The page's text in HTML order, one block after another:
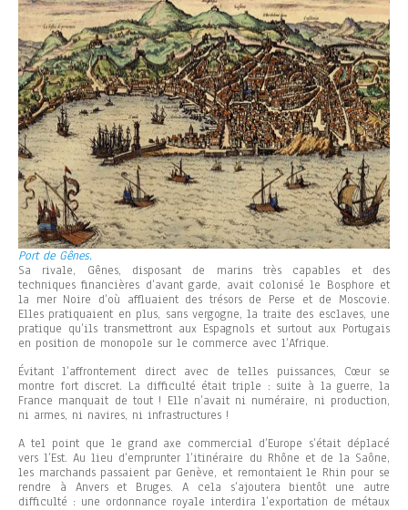
Port de Gênes.
Sa rivale, Gênes, disposant de marins très capables et des
techniques financières d’avant garde, avait colonisé le Bosphore et
la mer Noire d’où affluaient des trésors de Perse et de Moscovie.
Elles pratiquaient en plus, sans vergogne, la traite des esclaves, une
pratique qu’ils transmettront aux Espagnols et surtout aux Portugais
en position de monopole sur le commerce avec l’Afrique.
Évitant l’affrontement direct avec de telles puissances, Cœur se
montre fort discret. La difficulté était triple : suite à la guerre, la
France manquait de tout ! Elle n’avait ni numéraire, ni production,
ni armes, ni navires, ni infrastructures !
A tel point que le grand axe commercial d’Europe s’était déplacé
vers l’Est. Au lieu d’emprunter l’itinéraire du Rhône et de la Saône,
les marchands passaient par Genève, et remontaient le Rhin pour se
rendre à Anvers et Bruges. A cela s’ajoutera bientôt une autre
difficulté : une ordonnance royale interdira l’exportation de métaux